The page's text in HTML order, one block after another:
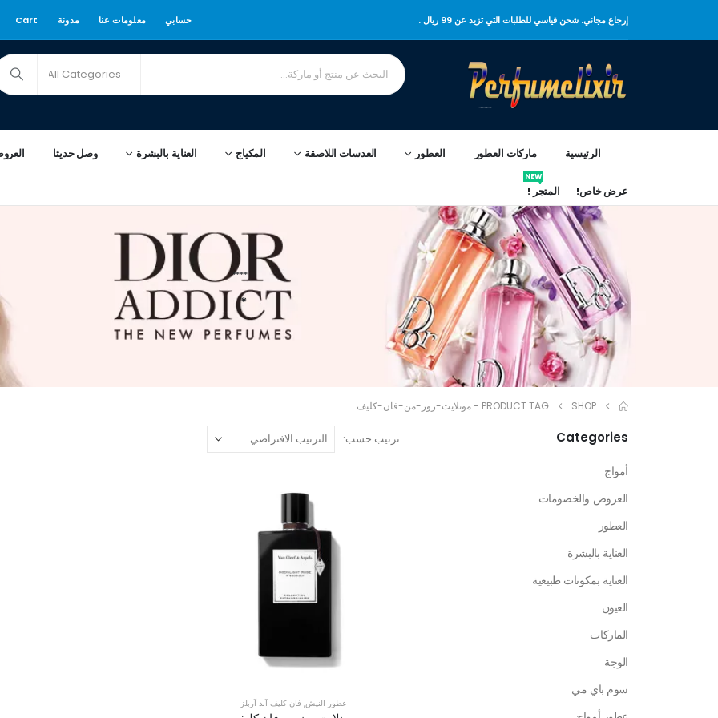
إرجاع مجاني. شحن قياسي للطلبات التي تزيد عن 99 ريال . حسابي معلومات عنا مدونة Cart
الرئيسية ماركات العطور العطور العدسات اللاصقة المكياج العناية بالبشرة وصل حديثا
عرض خاص! المتجر !
NEW
****
*
SHOP
PRODUCT TAG - مونلايت-روز-من-فان-كليف
ترتيب حسب:
عطور النيش, فان كليف آند آربلز
Categories
أمواج
العروض والخصومات
العطور
العناية بالبشرة
العناية بمكونات طبيعية
العيون
الماركات
الوجة
سوم باي مي